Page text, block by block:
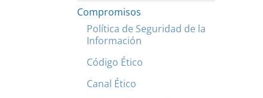
Compromisos
Política de Seguridad de la
Información
Código Ético
Canal Ético